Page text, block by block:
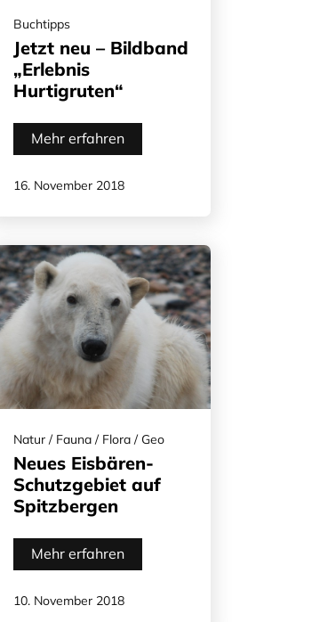
Buchtipps
Jetzt neu – Bildband
„Erlebnis
Hurtigruten“
Mehr erfahren
16. November 2018
Natur / Fauna / Flora / Geo
Neues Eisbären-
Schutzgebiet auf
Spitzbergen
Mehr erfahren
10. November 2018